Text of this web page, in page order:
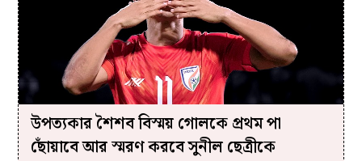
উপত্যকার শৈশব বিস্ময় গোলকে প্রথম পা
ছোঁয়াবে আর স্মরণ করবে সুনীল ছেত্রীকে